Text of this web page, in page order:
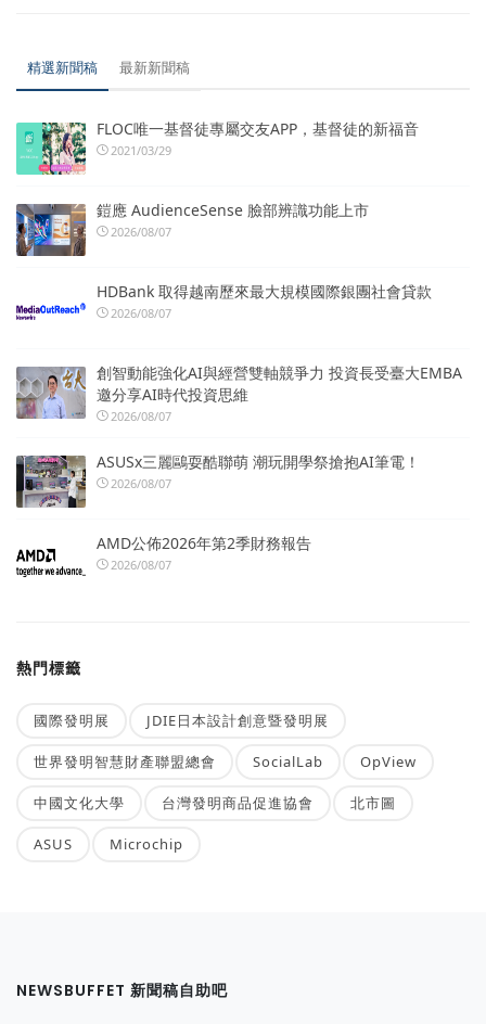
精選新聞稿 最新新聞稿
FLOC唯一基督徒專屬交友APP，基督徒的新福音
2021/03/29
鎧應 AudienceSense 臉部辨識功能上市
2026/08/07
HDBank 取得越南歷來最大規模國際銀團社會貸款
2026/08/07
創智動能強化AI與經營雙軸競爭力 投資長受臺大EMBA
邀分享AI時代投資思維
2026/08/07
ASUSx三麗鷗耍酷聯萌 潮玩開學祭搶抱AI筆電！
2026/08/07
AMD公佈2026年第2季財務報告
2026/08/07
熱門標籤
國際發明展 JDIE日本設計創意暨發明展
世界發明智慧財產聯盟總會 SocialLab OpView
中國文化大學 台灣發明商品促進協會 北市圖
ASUS Microchip
NEWSBUFFET 新聞稿自助吧